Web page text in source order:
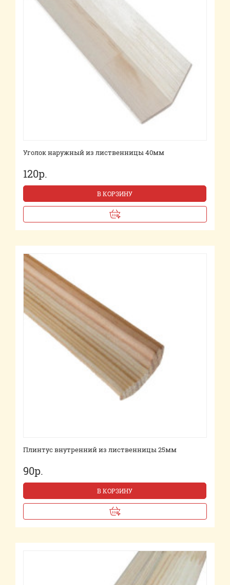
Уголок наружный из лиственницы 40мм
120р.
В КОРЗИНУ
Плинтус внутренний из лиственницы 25мм
90р.
В КОРЗИНУ